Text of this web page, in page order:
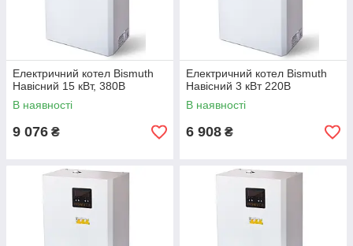
Електричний котел Bismuth
Навісний 15 кВт, 380В
В наявності
9 076 ₴
Електричний котел Bismuth
Навісний 3 кВт 220В
В наявності
6 908 ₴